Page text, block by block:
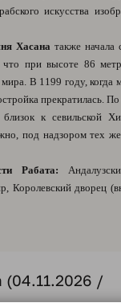
искусства
Хасана также начала
что при высоте 86
В 1199 году, когда
прекратилась.
к севильской
под надзором тех
Рабата:
Королевский дворец
(04.11.2026 /